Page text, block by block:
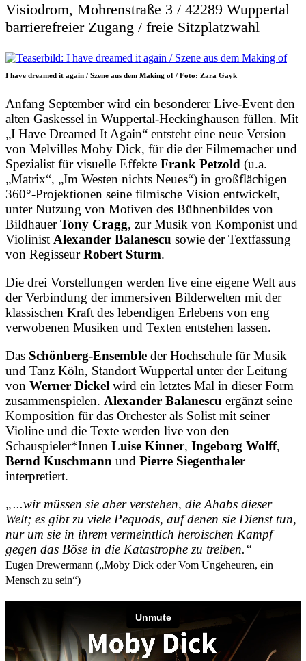
Visiodrom, Mohrenstraße 3 / 42289 Wuppertal
barrierefreier Zugang / freie Sitzplatzwahl
I have dreamed it again / Szene aus dem Making of / Foto: Zara Gayk
Anfang September wird ein besonderer Live-Event den
alten Gaskessel in Wuppertal-Heckinghausen füllen. Mit
„I Have Dreamed It Again“ entsteht eine neue Version
von Melvilles Moby Dick, für die der Filmemacher und
Spezialist für visuelle Effekte Frank Petzold (u.a.
„Matrix“, „Im Westen nichts Neues“) in großflächigen
360°-Projektionen seine filmische Vision entwickelt,
unter Nutzung von Motiven des Bühnenbildes von
BildhauerTony Cragg, zur Musik von Komponist und
Violinist Alexander Balanescu sowie der Textfassung
von RegisseurRobert Sturm.
Die drei Vorstellungen werden live eine eigene Welt aus
der Verbindung der immersiven Bilderwelten mit der
klassischen Kraft des lebendigen Erlebens von eng
verwobenen Musiken und Texten entstehen lassen.
Das Schönberg-Ensemble der Hochschule für Musik
und Tanz Köln, Standort Wuppertal unter der Leitung
von Werner Dickel wird ein letztes Mal in dieser Form
zusammenspielen. Alexander Balanescu ergänzt seine
Komposition für das Orchester als Solist mit seiner
Violine und die Texte werden live von den
Schauspieler*Innen Luise Kinner, Ingeborg Wolff,
Bernd Kuschmann und Pierre Siegenthaler
interpretiert.
„...wir müssen sie aber verstehen, die Ahabs dieser
Welt; es gibt zu viele Pequods, auf denen sie Dienst tun,
nur um sie in ihrem vermeintlich heroischen Kampf
gegen das Böse in die Katastrophe zu treiben.“
Eugen Drewermann („Moby Dick oder Vom Ungeheuren, ein
Mensch zu sein“)